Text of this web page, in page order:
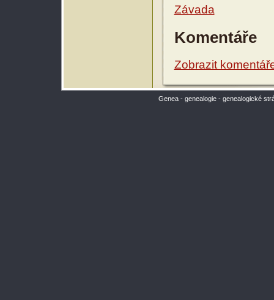
Závada
Komentáře
Zobrazit
Genea - genealogie - genealogické